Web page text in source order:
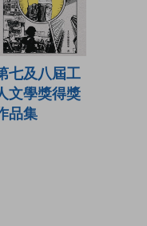
七及八屆工
文學獎得獎
品集